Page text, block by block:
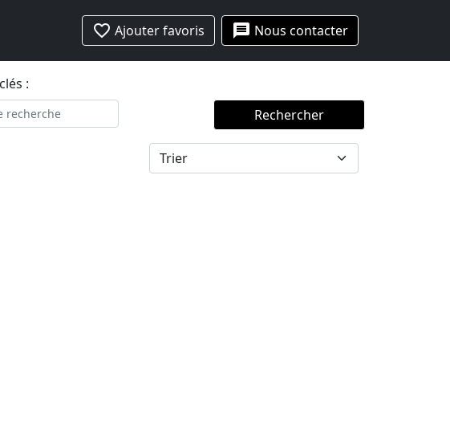
favorite_border Ajouter favoris message Nous contacter
:
Rechercher